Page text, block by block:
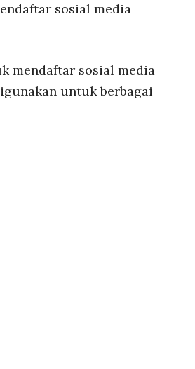
sosial media
mendaftar sosial media
untuk berbagai